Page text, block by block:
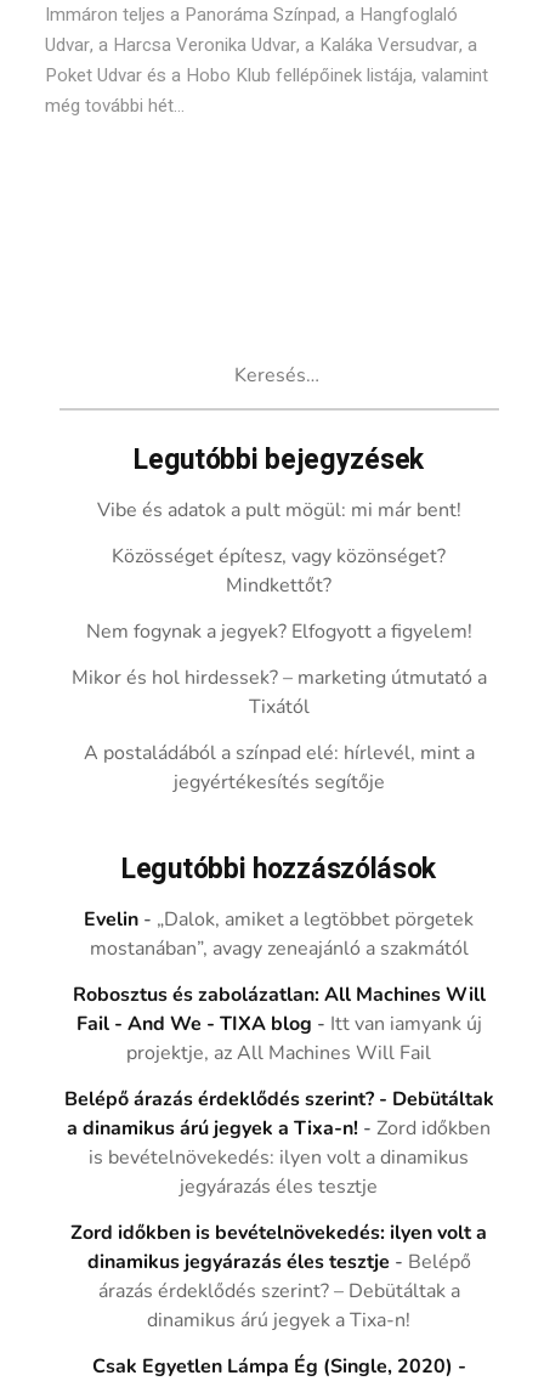
Immáron teljes a Panoráma Színpad, a Hangfoglaló
Udvar, a Harcsa Veronika Udvar, a Kaláka Versudvar, a
Poket Udvar és a Hobo Klub fellépőinek listája, valamint
még további hét...
Legutóbbi bejegyzések
Vibe és adatok a pult mögül: mi már bent!
Közösséget építesz, vagy közönséget?
Mindkettőt?
Nem fogynak a jegyek? Elfogyott a figyelem!
Mikor és hol hirdessek? – marketing útmutató a
Tixától
A postaládából a színpad elé: hírlevél, mint a
jegyértékesítés segítője
Legutóbbi hozzászólások
Evelin - „Dalok, amiket a legtöbbet pörgetek
mostanában”, avagy zeneajánló a szakmától
Robosztus és zabolázatlan: All Machines Will
Fail - And We - TIXA blog - Itt van iamyank új
projektje, az All Machines Will Fail
Belépő árazás érdeklődés szerint? - Debütáltak
a dinamikus árú jegyek a Tixa-n! -Zord időkben
is bevételnövekedés: ilyen volt a dinamikus
jegyárazás éles tesztje
Zord időkben is bevételnövekedés: ilyen volt a
dinamikus jegyárazás éles tesztje - Belépő
árazás érdeklődés szerint? – Debütáltak a
dinamikus árú jegyek a Tixa-n!
Csak Egyetlen Lámpa Ég (Single, 2020) -